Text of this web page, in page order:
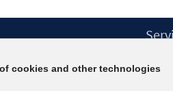
IAB
cookies and other technologies